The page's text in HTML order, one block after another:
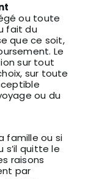
ou toute
fait du
que ce soit,
Le
sur tout
sur toute
ou du
famille ou si
s’il quitte le
raisons
par